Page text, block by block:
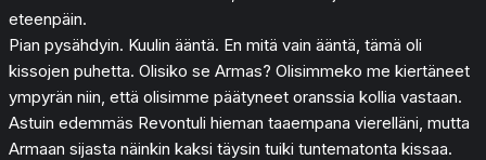
eteenpäin.
Pian pysähdyin. Kuulin ääntä. En mitä vain ääntä, tämä oli
kissojen puhetta. Olisiko se Armas? Olisimmeko me kiertäneet
ympyrän niin, että olisimme päätyneet oranssia kollia vastaan.
Astuin edemmäs Revontuli hieman taaempana vierelläni, mutta
Armaan sijasta näinkin kaksi täysin tuiki tuntematonta kissaa.